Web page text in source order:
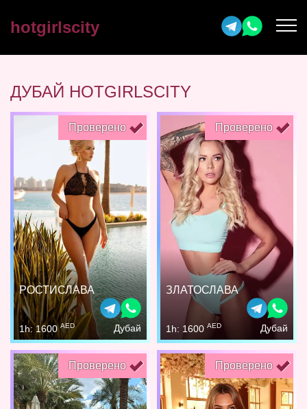
hotgirlscity
ДУБАЙ HOTGIRLSCITY
Проверено
РОСТИСЛАВА
1h: 1600AED Дубай
Проверено
ЗЛАТОСЛАВА
1h: 1600 AED Дубай
Проверено Проверено